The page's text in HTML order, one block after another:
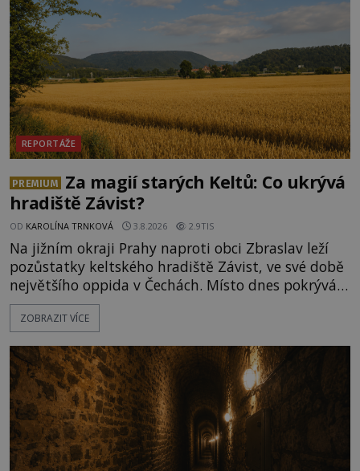
REPORTÁŽE
PREMIUM
Za magií starých Keltů: Co ukrývá
hradiště Závist?
OD KAROLÍNA TRNKOVÁ 3.8.2026 2.9TIS
Na jižním okraji Prahy naproti obci Zbraslav leží
pozůstatky keltského hradiště Závist, ve své době
největšího oppida v Čechách. Místo dnes pokrývá
les, zbytky po kdysi monumentálním hradišti jsou
ale v terénu patrné stále. Co dalšího tu po Keltech
vrch Hr
ZOBRAZIT VÍCE